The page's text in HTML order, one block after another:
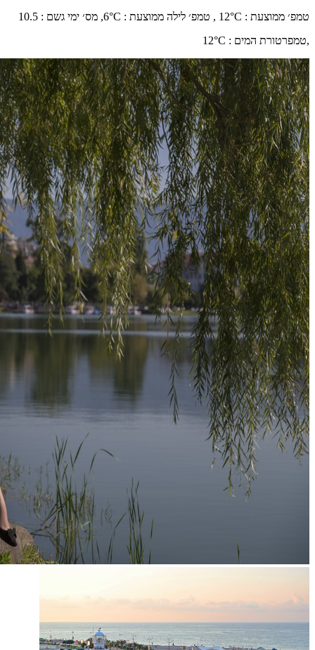
טמפ׳ ממוצעת :
12°C , טמפ׳ לילה ממוצעת :
6°C, מס׳ ימי גשם :
10.5
,טמפרטורת המים :
12°C